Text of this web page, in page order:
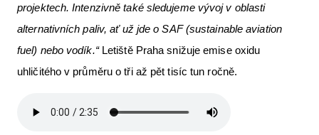
projektech. Intenzivně také sledujeme vývoj v oblasti
alternativních paliv, ať už jde o SAF (sustainable aviation
fuel) nebo vodík.“Letiště Praha snižuje emise oxidu
uhličitého v průměru o tři až pět tisíc tun ročně.